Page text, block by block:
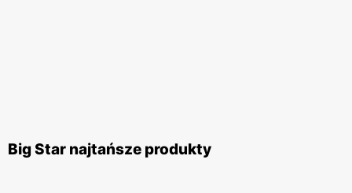
Big Star najtańsze produkty